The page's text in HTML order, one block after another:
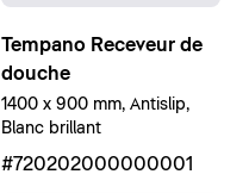
Tempano Receveur de
douche
1400 x 900 mm, Antislip,
Blanc brillant
#720202000000001